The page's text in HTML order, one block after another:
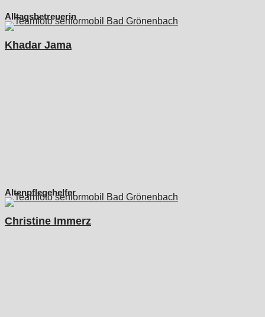
Alltagsbetreuerin
Khadar Jama
Altenpflegehelfer
Christine Immerz